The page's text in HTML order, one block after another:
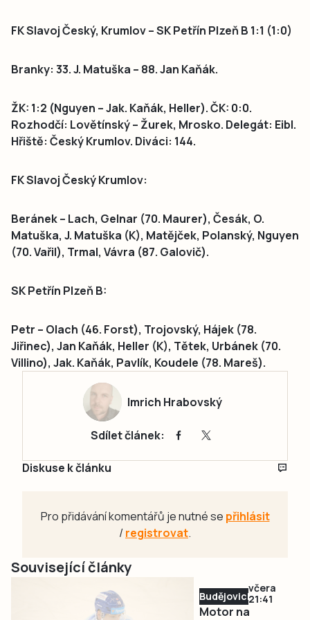
FK Slavoj Český, Krumlov – SK Petřín Plzeň B 1:1 (1:0)
Branky: 33. J. Matuška – 88. Jan Kaňák.
ŽK: 1:2 (Nguyen – Jak. Kaňák, Heller). ČK: 0:0.
Rozhodčí: Lovětínský – Žurek, Mrosko. Delegát: Eibl.
Hřiště: Český Krumlov. Diváci: 144.
FK Slavoj Český Krumlov:
Beránek – Lach, Gelnar (70. Maurer), Česák, O.
Matuška, J. Matuška (K), Matějček, Polanský, Nguyen
(70. Vařil), Trmal, Vávra (87. Galovič).
SK Petřín Plzeň B:
Petr – Olach (46. Forst), Trojovský, Hájek (78.
Jiřinec), Jan Kaňák, Heller (K), Tětek, Urbánek (70.
Villino), Jak. Kaňák, Pavlík, Koudele (78. Mareš).
Imrich Hrabovský
Sdílet článek:
Diskuse k článku
Pro přidávání komentářů je nutné se přihlásit
/registrovat.
Související články
Budějovicko
včera
21:41
Motor na